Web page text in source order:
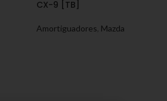
CX-9 [TB]
Amortiguadores Mazda